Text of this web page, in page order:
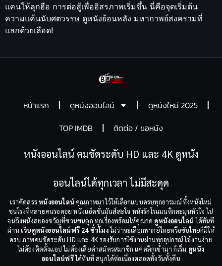
แคนให้ลุกฮือ การต่อสู้เพื่ออิสรภาพเริ่มขึ้น นี่คือจุดเริ่มต้น
ความแค้นนับศตวรรษ ดูหนังย้อนหลัง มหากาพย์สงครามที่
แลกด้วยเลือด!
หน้าแรก ดูหนังออนไลน์
ดูหนังใหม่ 2025
TOP IMDB
ติดต่อ / ขอหนัง
หนังออนไลน์ คมชัดระดับ HD และ 4K ดูหนัง
ออนไลน์ได้ทุกเวลา ไม่มีสะดุด
เราคัดสรรหนังออนไลน์ คุณภาพมาไว้ให้เลือกแบบครบทุกอารมณ์ ทั้งหนังใหม่
ชนโรงที่หลายคนรอคอย หนังแอ็คชั่นมันส์สะใจ หนังรักโรแมนติกละมุนหัวใจ ไป
จนถึงหนังสยองขวัญที่ชวนขนลุก ทุกเรื่องพร้อมให้คุณกด ดูหนังออนไลน์ ได้ทันที
ผ่าน เว็บดูหนังออนไลน์ฟรี 24 ชั่วโมงไม่ว่าจะเลือกพากย์ไทยหรือซับไทยก็มีให้
ครบ ภาพคมชัดระดับ HD และ 4K รองรับการใช้งานผ่านทุกอุปกรณ์ ใช้งานง่าย
ไม่ต้องติดตั้งแอป ไม่ต้องเสียค่าสมัครสมาชิก แค่คลิกเข้ามา ก็เริ่ม ดูหนัง
ออนไลน์ฟรีได้ทันที สนุกได้ต่อเนื่องตลอดทั้งวันทั้งคืน